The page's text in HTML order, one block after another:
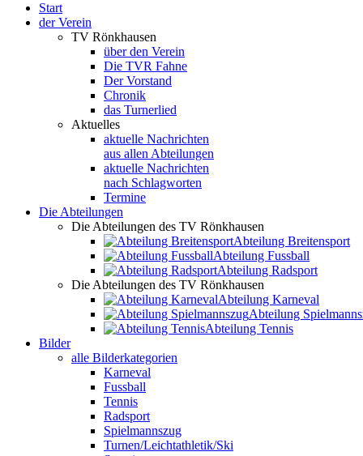
Start
der Verein
TV Rönkhausen
über den Verein
Die TVR Fahne
Der Vorstand
Chronik
das Turnerlied
Aktuelles
aktuelle Nachrichten
aus allen Abteilungen
aktuelle Nachrichten
nach Schlagworten
Termine
Die Abteilungen
Die Abteilungen des TV Rönkhausen
Abteilung Breitensport
Abteilung Fussball
Abteilung Radsport
Die Abteilungen des TV Rönkhausen
Abteilung Karneval
Abteilung
Abteilung Tennis
Bilder
alle Bilderkategorien
Karneval
Fussball
Tennis
Radsport
Spielmannszug
Turnen/Leichtathletik/Ski